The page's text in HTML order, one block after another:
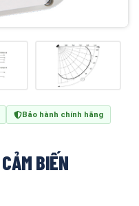
Bảo hành chính hãng
BIẾN